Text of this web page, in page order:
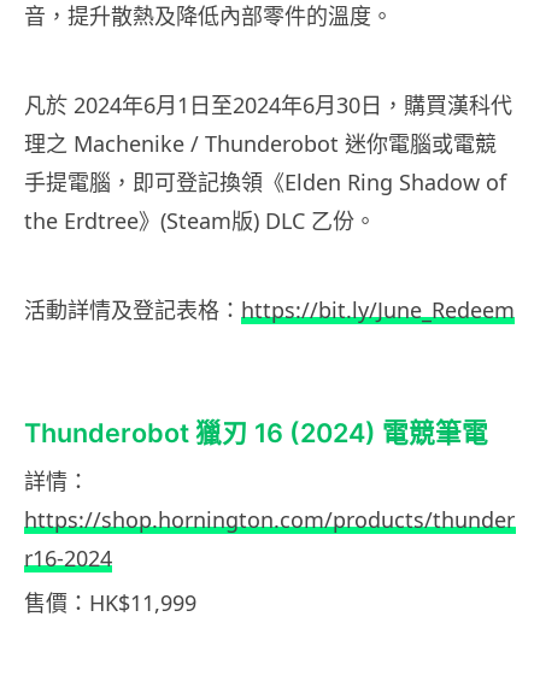
音，提升散熱及降低內部零件的溫度。
凡於 2024年6月1日至2024年6月30日，購買漢科代
理之 Machenike / Thunderobot 迷你電腦或電競
手提電腦，即可登記換領《Elden Ring Shadow of
the Erdtree》(Steam版) DLC 乙份。
活動詳情及登記表格： https://bit.ly/June_Redeem
Thunderobot 獵刃 16 (2024) 電競筆電
詳情：
https://shop.hornington.com/products/
r16-2024
售價：HK$11,999